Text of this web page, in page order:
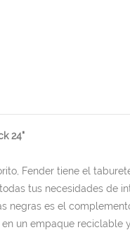
24"
Fender tiene el
tus necesidades de
negras es el
un empaque